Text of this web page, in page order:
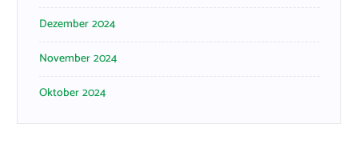
Dezember 2024
November 2024
Oktober 2024